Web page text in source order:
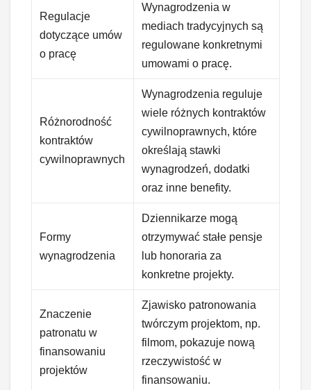
Regulacje
dotyczące umów
o pracę
Wynagrodzenia w
mediach tradycyjnych są
regulowane konkretnymi
umowami o pracę.
Różnorodność
kontraktów
cywilnoprawnych
Wynagrodzenia reguluje
wiele różnych kontraktów
cywilnoprawnych, które
określają stawki
wynagrodzeń, dodatki
oraz inne benefity.
Formy
wynagrodzenia
Dziennikarze mogą
otrzymywać stałe pensje
lub honoraria za
konkretne projekty.
Znaczenie
patronatu w
finansowaniu
projektów
Zjawisko patronowania
twórczym projektom, np.
filmom, pokazuje nową
rzeczywistość w
finansowaniu.